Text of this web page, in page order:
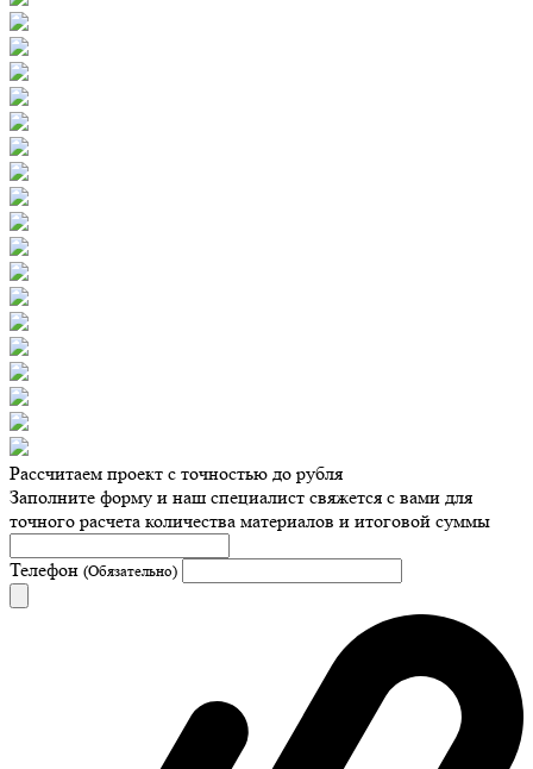
Рассчитаем проект с точностью до рубля
Заполните форму и наш специалист свяжется с вами для
точного расчета количества материалов и итоговой суммы
Телефон (Обязательно)